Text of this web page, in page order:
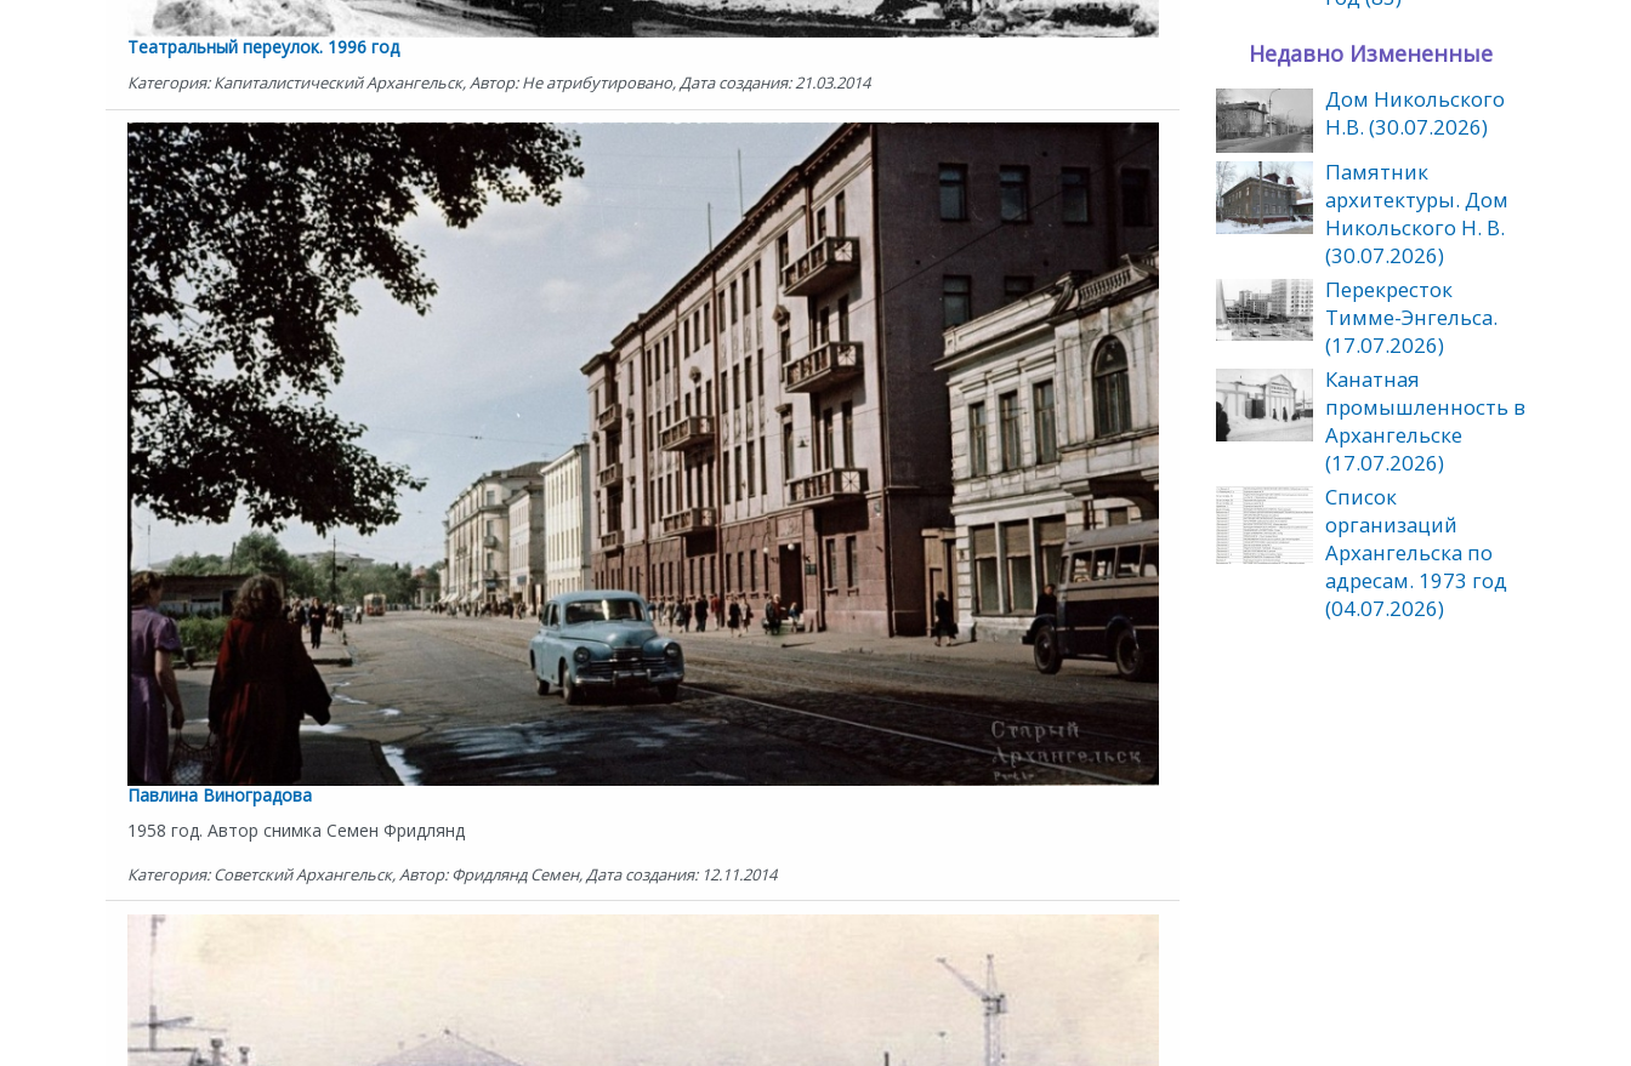
Театральный переулок. 1996 год
Категория: Капиталистический Архангельск, Автор: Не атрибутировано, Дата создания: 21.03.2014
Павлина Виноградова
1958 год. Автор снимка Семен Фридлянд
Категория: Советский Архангельск, Автор: Фридлянд Семен, Дата создания: 12.11.2014
Недавно Измененные
Дом Никольского
Н.В. (30.07.2026)
Памятник
архитектуры. Дом
Никольского Н. В.
(30.07.2026)
Перекресток
Тимме-Энгельса.
(17.07.2026)
Канатная
промышленность в
Архангельске
(17.07.2026)
Список
организаций
Архангельска по
адресам. 1973 год
(04.07.2026)